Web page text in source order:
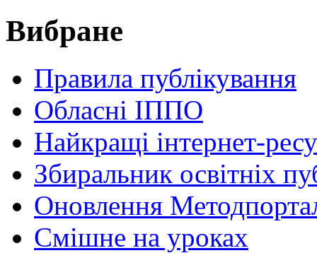
Вибране
Правила публікування
Обласні ІППО
Найкращі інтернет-
Збиральник освітніх
Оновлення
Cмішне на уроках